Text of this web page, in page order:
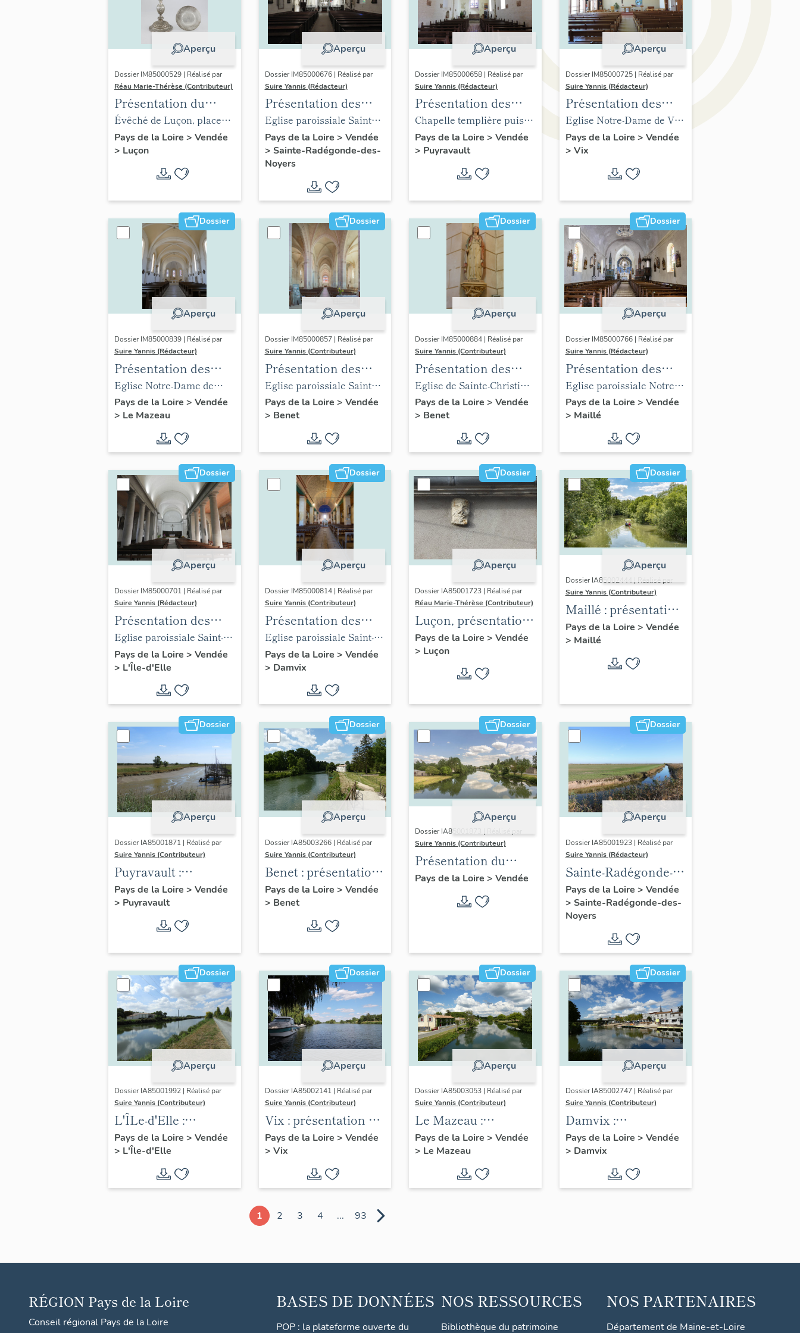
Aperçu
Dossier IM85000529 | Réalisé par
Réau Marie-Thérèse (Contributeur)
Présentation du
mobilier de l'évêché
de Luçon
Évêché de Luçon, place
Leclerc
Pays de la Loire > Vendée
> Luçon
Aperçu
Dossier IM85000676 | Réalisé par
Suire Yannis (Rédacteur)
Présentation des
objets mobiliers de
l'église de Sainte-
Radégonde-des-
Noyers
Eglise paroissiale Sainte
Radegonde de Sainte-
Radégonde-des-Noyers
Pays de la Loire > Vendée
> Sainte-Radégonde-des-
Noyers
Aperçu
Dossier IM85000658 | Réalisé par
Suire Yannis (Rédacteur)
Présentation des
objets mobiliers de
l'église de Puyravault
Chapelle templière puis
église paroissiale Notre-
Dame de Puyravault
Pays de la Loire > Vendée
> Puyravault
Aperçu
Dossier IM85000725 | Réalisé par
Suire Yannis (Rédacteur)
Présentation des
objets mobiliers de
l'église de Vix
Eglise Notre-Dame de Vix
(ancienne) (vestiges),
abside
Pays de la Loire > Vendée
> Vix
Dossier
Aperçu
Dossier IM85000839 | Réalisé par
Suire Yannis (Rédacteur)
Présentation des
objets mobiliers de
l'église du Mazeau
Eglise Notre-Dame de
l'Immaculée Conception
du Mazeau
Pays de la Loire > Vendée
> Le Mazeau
Dossier
Aperçu
Dossier IM85000857 | Réalisé par
Suire Yannis (Contributeur)
Présentation des
objets mobiliers de
l'église Sainte-
Eulalie de Benet
Eglise paroissiale Sainte-
Eulalie de Benet
Pays de la Loire > Vendée
> Benet
Dossier
Aperçu
Dossier IM85000884 | Réalisé par
Suire Yannis (Contributeur)
Présentation des
objets mobiliers de
l'église de Sainte-
Christine
Eglise de Sainte-Christine,
place Gabriel-Delaunay
Pays de la Loire > Vendée
> Benet
Dossier
Aperçu
Dossier IM85000766 | Réalisé par
Suire Yannis (Rédacteur)
Présentation des
objets mobiliers de
l'église paroissiale
Notre-Dame de
l'Assomption de
Maillé
Eglise paroissiale Notre-
Dame de l'Assomption de
Maillé
Pays de la Loire > Vendée
> Maillé
Dossier
Aperçu
Dossier IM85000701 | Réalisé par
Suire Yannis (Rédacteur)
Présentation des
objets mobiliers de
l'église de L'Île-d'Elle
Eglise paroissiale Saint-
Hilaire de L'Île-d'Elle
Pays de la Loire > Vendée
> L'Île-d'Elle
Dossier
Aperçu
Dossier IM85000814 | Réalisé par
Suire Yannis (Contributeur)
Présentation des
objets mobiliers de
l'église de Damvix
Eglise paroissiale Saint-
Guy de Damvix
Pays de la Loire > Vendée
> Damvix
Dossier
Aperçu
Dossier IA85001723 | Réalisé par
Réau Marie-Thérèse (Contributeur)
Luçon, présentation
du territoire
communal
Pays de la Loire > Vendée
> Luçon
Dossier
Aperçu
Dossier IA85002444 | Réalisé par
Suire Yannis (Contributeur)
Maillé : présentation
de la commune
Pays de la Loire > Vendée
> Maillé
Dossier
Aperçu
Dossier IA85001871 | Réalisé par
Suire Yannis (Contributeur)
Puyravault :
présentation de la
commune
Pays de la Loire > Vendée
> Puyravault
Dossier
Aperçu
Dossier IA85003266 | Réalisé par
Suire Yannis (Contributeur)
Benet : présentation
de la commune
Pays de la Loire > Vendée
> Benet
Dossier
Aperçu
Dossier IA85001873 | Réalisé par
Suire Yannis (Contributeur)
Présentation du
territoire de la Vallée
de la Sèvre Niortaise
dans le Marais
Pays de la Loire > Vendée
Dossier
Aperçu
Dossier IA85001923 | Réalisé par
Suire Yannis (Rédacteur)
Sainte-Radégonde-
des-Noyers :
présentation de la
commune
Pays de la Loire > Vendée
> Sainte-Radégonde-des-
Noyers
Dossier
Aperçu
Dossier IA85001992 | Réalisé par
Suire Yannis (Contributeur)
L'ÎLe-d'Elle :
présentation de la
commune
Pays de la Loire > Vendée
> L'Île-d'Elle
Dossier
Aperçu
Dossier IA85002141 | Réalisé par
Suire Yannis (Contributeur)
Vix : présentation de
la commune
Pays de la Loire > Vendée
> Vix
Dossier
Aperçu
Dossier IA85003053 | Réalisé par
Suire Yannis (Contributeur)
Le Mazeau :
présentation de la
commune
Pays de la Loire > Vendée
> Le Mazeau
Dossier
Aperçu
Dossier IA85002747 | Réalisé par
Suire Yannis (Contributeur)
Damvix :
présentation de la
commune
Pays de la Loire > Vendée
> Damvix
1 2 3 4 ... 93
RÉGION Pays de la Loire
Conseil régional Pays de la Loire
BASES DE DONNÉES
POP : la plateforme ouverte du
NOS RESSOURCES
Bibliothèque du patrimoine
NOS PARTENAIRES
Département de Maine-et-Loire